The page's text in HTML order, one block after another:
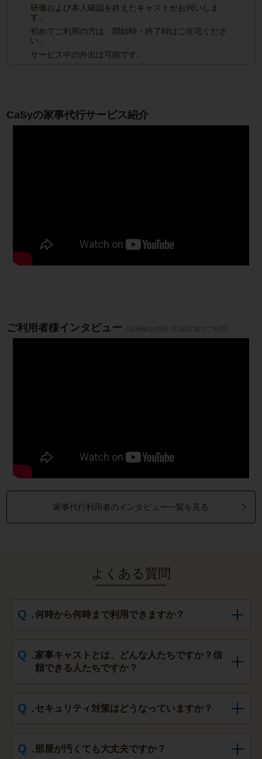
研修および本人確認を終えたキャストがお伺いしま
す。
初めてご利用の方は、開始時・終了時はご在宅くださ
い。
サービス中の外出は可能です。
CaSyの家事代行サービス紹介
ご利用者様インタビュー （お掃除/お料理 月2回定期でご利用）
家事代行利用者のインタビュー一覧を見る
よくある質問
何時から何時まで利用できますか？
家事キャストとは、どんな人たちですか？信
頼できる人たちですか？
セキュリティ対策はどうなっていますか？
部屋が汚くても大丈夫ですか？